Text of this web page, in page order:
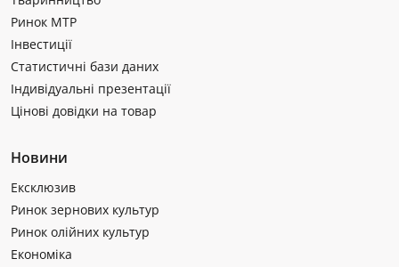
Ринок МТР
Інвестиції
Статистичні бази даних
Індивідуальні презентації
Цінові довідки на товар
Новини
Ексклюзив
Ринок зернових культур
Ринок олійних культур
Економіка